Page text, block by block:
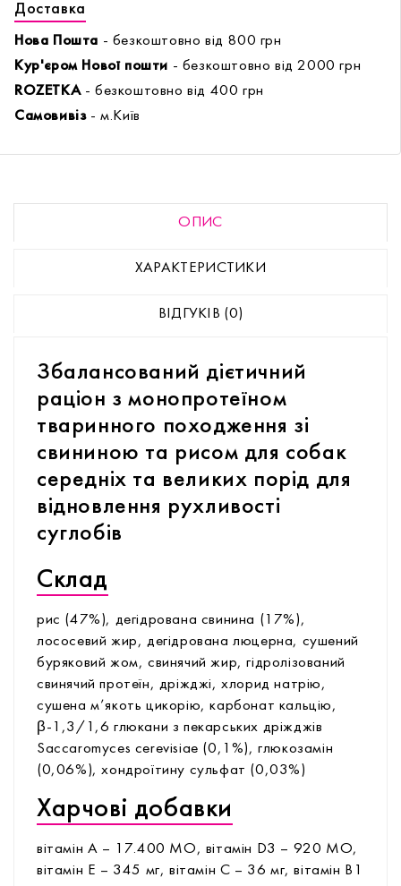
Доставка
Нова Пошта - безкоштовно від 800 грн
Кур'єром Нової пошти - безкоштовно від 2000 грн
ROZETKA- безкоштовно від 400 грн
Самовивіз- м.Київ
ОПИС
ХАРАКТЕРИСТИКИ
ВІДГУКІВ (0)
Збалансований дієтичний
раціон з монопротеїном
тваринного походження зі
свининою та рисом для собак
середніх та великих порід для
відновлення рухливості
суглобів
Склад
рис (47%), дегідрована свинина (17%),
лососевий жир, дегідрована люцерна, сушений
буряковий жом, свинячий жир, гідролізований
свинячий протеїн, дріжджі, хлорид натрію,
сушена м’якоть цикорію, карбонат кальцію,
β-1,3/1,6 глюкани з пекарських дріжджів
Saccaromyces cerevisiae (0,1%), глюкозамін
(0,06%), хондроїтину сульфат (0,03%)
Харчові добавки
вітамін А – 17.400 МО, вітамін D3 – 920 МО,
вітамін Е – 345 мг, вітамін С – 36 мг, вітамін В1